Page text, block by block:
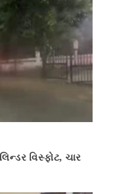
વિસ્ફોટ, ચાર